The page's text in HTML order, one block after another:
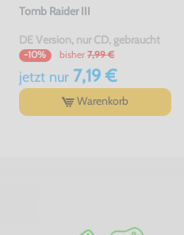
Tomb Raider III
DE Version, nur CD, gebraucht
-10% bisher 7,99 €
jetzt nur7,19 €
Warenkorb